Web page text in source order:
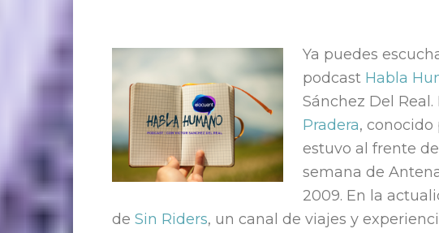
Ya puedes
podcast Habla
Sánchez Del
Pradera,
estuvo al frente
semana de
2009. En la
de Sin Riders, un canal de viajes y